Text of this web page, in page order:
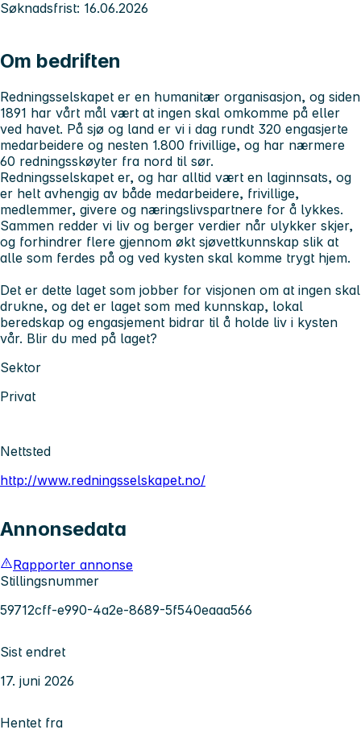
Søknadsfrist: 16.06.2026
Om bedriften
Redningsselskapet er en humanitær organisasjon, og siden
1891 har vårt mål vært at ingen skal omkomme på eller
ved havet. På sjø og land er vi i dag rundt 320 engasjerte
medarbeidere og nesten 1.800 frivillige, og har nærmere
60 redningsskøyter fra nord til sør.
Redningsselskapet er, og har alltid vært en laginnsats, og
er helt avhengig av både medarbeidere, frivillige,
medlemmer, givere og næringslivspartnere for å lykkes.
Sammen redder vi liv og berger verdier når ulykker skjer,
og forhindrer flere gjennom økt sjøvettkunnskap slik at
alle som ferdes på og ved kysten skal komme trygt hjem.
Det er dette laget som jobber for visjonen om at ingen skal
drukne, og det er laget som med kunnskap, lokal
beredskap og engasjement bidrar til å holde liv i kysten
vår. Blir du med på laget?
Sektor
Privat
Nettsted
http://www.redningsselskapet.no/
Annonsedata
Rapporter annonse
Stillingsnummer
59712cff-e990-4a2e-8689-5f540eaaa566
Sist endret
17. juni 2026
Hentet fra